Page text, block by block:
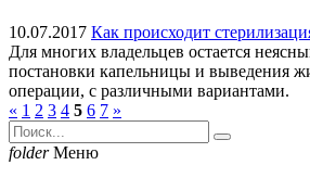
10.07.2017 Как происходит
Для многих владельцев остается
постановки капельницы и выведения
операции, с различными вариантами.
« 1 2 3 4 5 6 7 »
folderМеню